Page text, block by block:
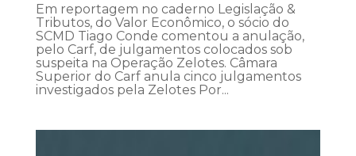
Em reportagem no caderno Legislação &
Tributos, do Valor Econômico, o sócio do
SCMD Tiago Conde comentou a anulação,
pelo Carf, de julgamentos colocados sob
suspeita na Operação Zelotes. Câmara
Superior do Carf anula cinco julgamentos
investigados pela Zelotes Por...